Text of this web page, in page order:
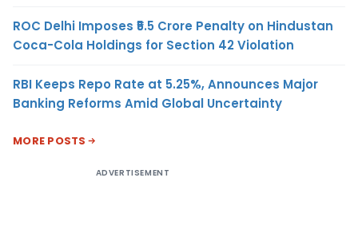
ROC Delhi Imposes ₹5.5 Crore Penalty on Hindustan
Coca-Cola Holdings for Section 42 Violation
RBI Keeps Repo Rate at 5.25%, Announces Major
Banking Reforms Amid Global Uncertainty
MORE POSTS
ADVERTISEMENT